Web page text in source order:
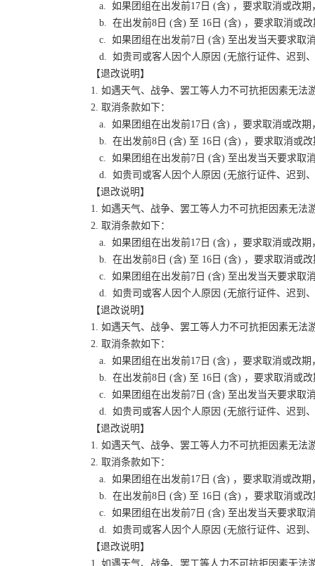
a. 如果团组在出发前17日 (含) ，要求取消或改
b. 在出发前8日 (含) 至 16日 (含) ，要求取消或
c. 如果团组在出发前7日 (含) 至出发当天要求取
d. 如贵司或客人因个人原因 (无旅行证件、迟到
【退改说明】
1. 如遇天气、战争、罢工等人力不可抗拒因素无
2. 取消条款如下：
a. 如果团组在出发前17日 (含) ，要求取消或改
b. 在出发前8日 (含) 至 16日 (含) ，要求取消或
c. 如果团组在出发前7日 (含) 至出发当天要求取
d. 如贵司或客人因个人原因 (无旅行证件、迟到
【退改说明】
1. 如遇天气、战争、罢工等人力不可抗拒因素无
2. 取消条款如下：
a. 如果团组在出发前17日 (含) ，要求取消或改
b. 在出发前8日 (含) 至 16日 (含) ，要求取消或
c. 如果团组在出发前7日 (含) 至出发当天要求取
d. 如贵司或客人因个人原因 (无旅行证件、迟到
【退改说明】
1. 如遇天气、战争、罢工等人力不可抗拒因素无
2. 取消条款如下：
a. 如果团组在出发前17日 (含) ，要求取消或改
b. 在出发前8日 (含) 至 16日 (含) ，要求取消或
c. 如果团组在出发前7日 (含) 至出发当天要求取
d. 如贵司或客人因个人原因 (无旅行证件、迟到
【退改说明】
1. 如遇天气、战争、罢工等人力不可抗拒因素无
2. 取消条款如下：
a. 如果团组在出发前17日 (含) ，要求取消或改
b. 在出发前8日 (含) 至 16日 (含) ，要求取消或
c. 如果团组在出发前7日 (含) 至出发当天要求取
d. 如贵司或客人因个人原因 (无旅行证件、迟到
【退改说明】
1. 如遇天气、战争、罢工等人力不可抗拒因素无